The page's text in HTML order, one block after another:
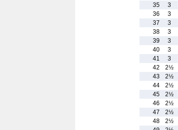
35
3
36
3
37
3
38
3
39
3
40
3
41
3
42
2½
43
2½
44
2½
45
2½
46
2½
47
2½
48
2½